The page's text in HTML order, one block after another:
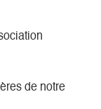
de notre